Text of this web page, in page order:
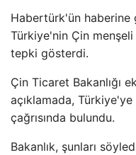
Habertürk'ün haberine
Türkiye'nin Çin
tepki gösterdi.
Çin Ticaret Bakanlığı
açıklamada,
çağrısında bulundu.
Bakanlık, şunları